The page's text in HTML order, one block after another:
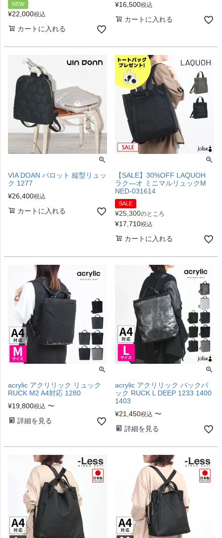
NEW
¥22,000税込
カートに入れる
¥16,500税込
カートに入れる
VIA DOAN パロット 縦型リュッ
ク 1277
¥26,400税込
カートに入れる
【SALE】30%OFF LAQUOH
ラク―オ ミニマルリュックM
NED-031614
SALE
¥25,300のところ
¥17,710税込
カートに入れる
acrylic アクリリック リュック
RUCK M2 A4対応 1280
¥19,800税込 〜
詳細を見る
acrylic アクリリック バックパ
ック RUCK L DEEP 1233 1400
1403
¥21,450税込 〜
詳細を見る